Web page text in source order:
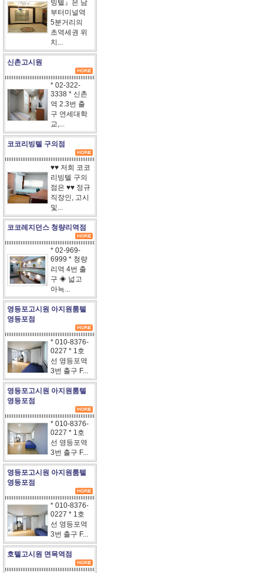
빙텔』은 남
부터미널역
5분거리의
초역세권 위
치...
신촌고시원
* 02-322-
3338 * 신촌
역 2.3번 출
구 연세대학
교,...
코코리빙텔 구의점
♥♥ 저희 코코
리빙텔 구의
점은 ♥♥ 정규
직장인, 고시
및...
코코레지던스 청량리역점
* 02-969-
6999 * 청량
리역 4번 출
구 ◈ 넓고
아늑...
영등포고시원 아지원룸텔
영등포점
* 010-8376-
0227 * 1호
선 영등포역
3번 출구 F...
영등포고시원 아지원룸텔
영등포점
* 010-8376-
0227 * 1호
선 영등포역
3번 출구 F...
영등포고시원 아지원룸텔
영등포점
* 010-8376-
0227 * 1호
선 영등포역
3번 출구 F...
호텔고시원 면목역점